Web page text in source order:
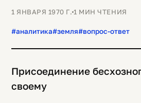
1 ЯНВАРЯ 1970 Г.1 МИН ЧТЕНИЯ
#аналитика#земля#вопрос-ответ
Присоединение
своему